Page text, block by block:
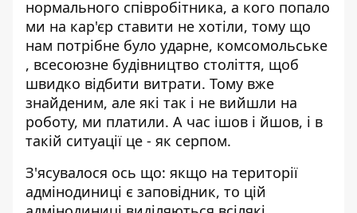
нормального співробітника, а кого попало
ми на кар'єр ставити не хотіли, тому що
нам потрібне було ударне, комсомольське
, всесоюзне будівництво століття, щоб
швидко відбити витрати. Тому вже
знайденим, але які так і не вийшли на
роботу, ми платили. А час ішов і йшов, і в
такій ситуації це - як серпом.
З'ясувалося ось що: якщо на території
адмінодиниці є заповідник, то цій